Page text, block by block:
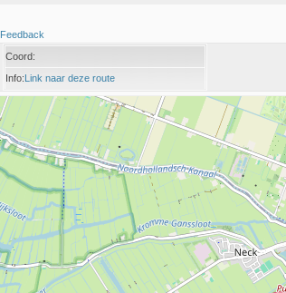
Feedback
Coord:
Info:Link naar deze route